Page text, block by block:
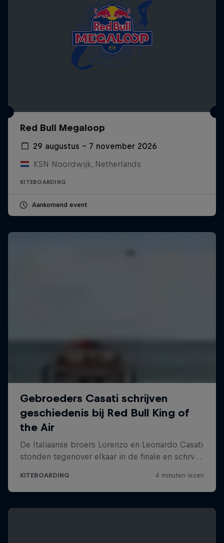
Red Bull Megaloop
29 augustus – 7 november 2026
KSN Noordwijk, Netherlands
KITEBOARDING
Aankomend event